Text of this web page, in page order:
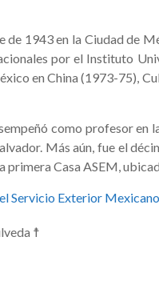
de 1943 en la Ciudad de
por el Instituto
en China (1973-75),
como profesor
Más aún, fue el
primera Casa ASEM,
Servicio Exterior
☨